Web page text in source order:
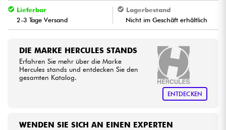
Violinen & Quartett
Kabel & Zubehöre
Lieferbar
2-3 Tage Versand
Lagerbestand
Nicht im Geschäft erhältlich
DIE MARKE HERCULES STANDS
Erfahren Sie mehr über die Marke
Hercules stands und entdecken Sie den
gesamten Katalog.
ENTDECKEN
WENDEN SIE SICH AN EINEN EXPERTEN